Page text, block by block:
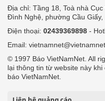
Địa chỉ: Tầng 18, Toà nhà
Đình Nghệ, phường Cầu Giấy,
Điện thoại: 02439369898 -
Email:
© 1997 Báo VietNamNet. All
lại thông tin từ website này
báo VietNamNet.